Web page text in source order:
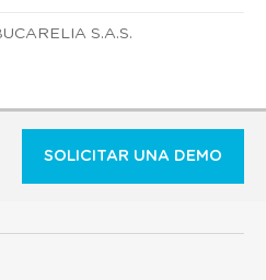
S.A.S.
SOLICITAR UNA DEMO